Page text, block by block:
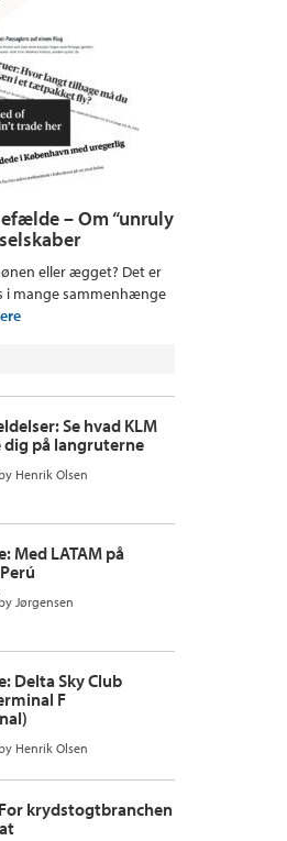
– Om “unruly
eller ægget? Det er
i mange sammenhænge
Se hvad KLM
dig på langruterne
Henrik Olsen
Med LATAM på
Jørgensen
Delta Sky Club
F
Henrik Olsen
krydstogtbranchen